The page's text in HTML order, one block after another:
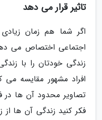
تاثیر قرار می دهد
اگر شما هم زمان
اجتماعی اختصاص می
زندگی خودتان را با
افراد مشهور مقایسه
تصاویر محدود آن ها در
فکر کنید زندگی آن ها از